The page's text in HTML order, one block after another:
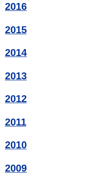
2016
2015
2014
2013
2012
2011
2010
2009